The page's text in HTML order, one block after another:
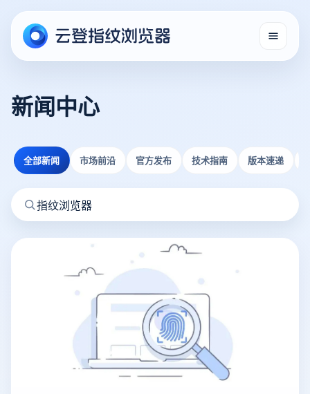
新闻中心
全部新闻 市场前沿 官方发布 技术指南 版本速递